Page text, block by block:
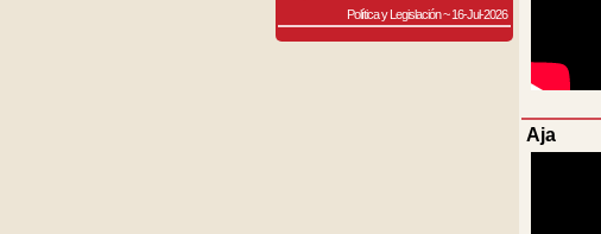
Política y Legislación~16-Jul-2026
Aja